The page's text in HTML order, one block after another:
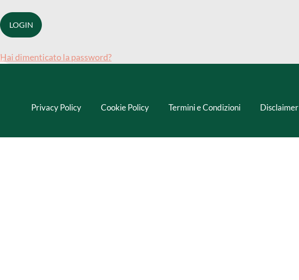
Hai dimenticato la password?
Privacy Policy Cookie Policy Termini e Condizioni Disclaimer